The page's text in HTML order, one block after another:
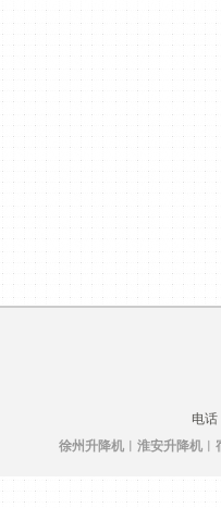
电
徐州升降机
淮安升降机